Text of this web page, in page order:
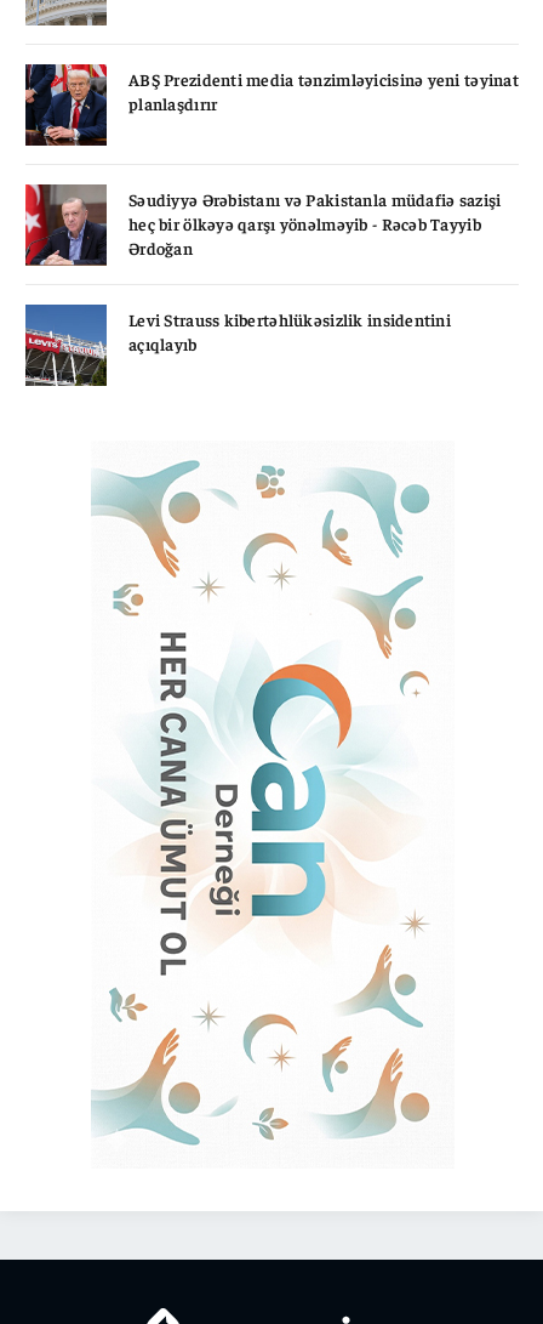
ABŞ Prezidenti media tənzimləyicisinə yeni təyinat
planlaşdırır
Səudiyyə Ərəbistanı və Pakistanla müdafiə sazişi
heç bir ölkəyə qarşı yönəlməyib - Rəcəb Tayyib
Ərdoğan
Levi Strauss kibertəhlükəsizlik insidentini
açıqlayıb